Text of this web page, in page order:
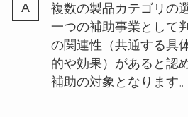
複数の製品カテゴリの
一つの補助事業として
の関連性（共通する具
的や効果）があると認
補助の対象となります。